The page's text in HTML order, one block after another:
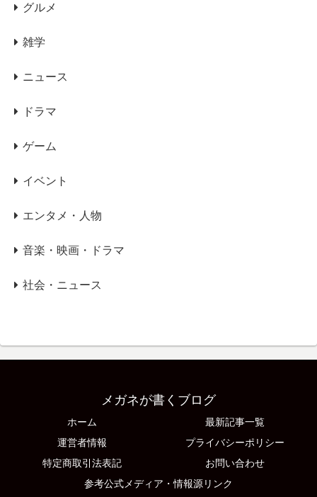
グルメ
雑学
ニュース
ドラマ
ゲーム
イベント
エンタメ・人物
音楽・映画・ドラマ
社会・ニュース
メガネが書くブログ
ホーム
最新記事一覧
運営者情報
プライバシーポリシー
特定商取引法表記
お問い合わせ
参考公式メディア・情報源リンク